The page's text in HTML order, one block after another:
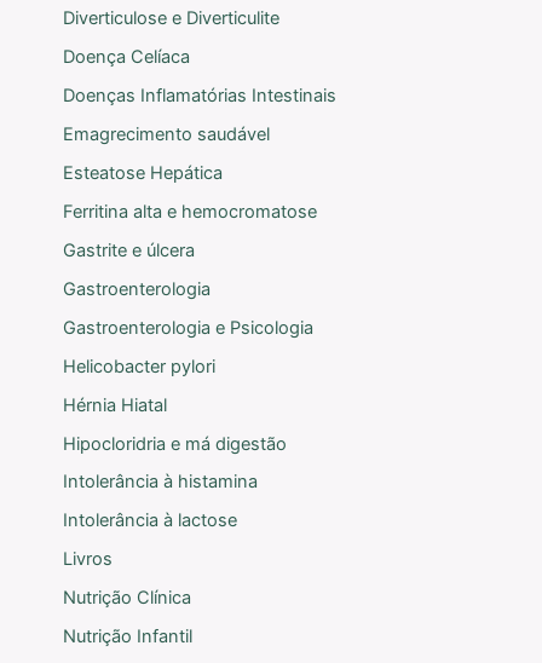
Diverticulose e Diverticulite
Doença Celíaca
Doenças Inflamatórias Intestinais
Emagrecimento saudável
Esteatose Hepática
Ferritina alta e hemocromatose
Gastrite e úlcera
Gastroenterologia
Gastroenterologia e Psicologia
Helicobacter pylori
Hérnia Hiatal
Hipocloridria e má digestão
Intolerância à histamina
Intolerância à lactose
Livros
Nutrição Clínica
Nutrição Infantil